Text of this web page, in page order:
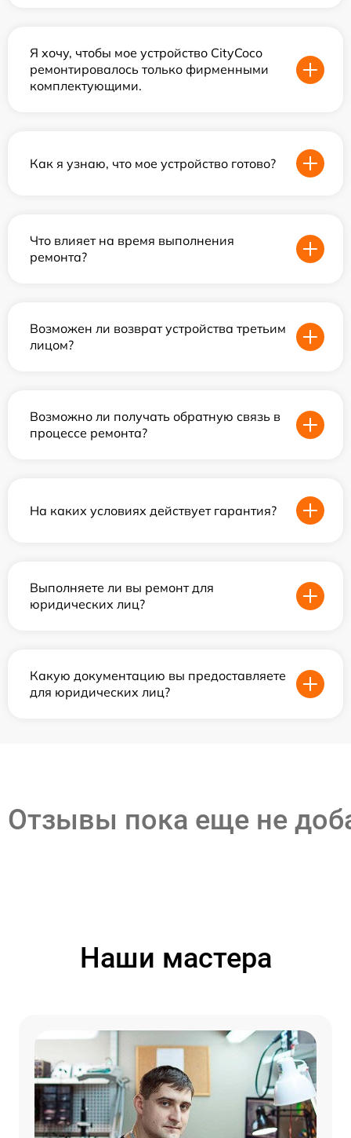
Я хочу, чтобы мое устройство CityCoco
ремонтировалось только фирменными
комплектующими.
Как я узнаю, что мое устройство готово?
Что влияет на время выполнения
ремонта?
Возможен ли возврат устройства третьим
лицом?
Возможно ли получать обратную связь в
процессе ремонта?
На каких условиях действует гарантия?
Выполняете ли вы ремонт для
юридических лиц?
Какую документацию вы предоставляете
для юридических лиц?
Отзывы пока еще не
Наши мастера